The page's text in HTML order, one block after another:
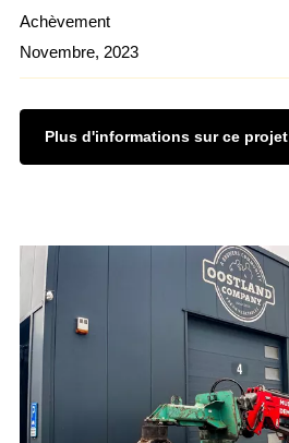
Achèvement
Novembre, 2023
Plus d'informations sur ce projet